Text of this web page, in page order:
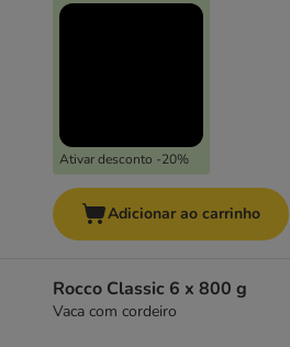
Ativar desconto -20%
Adicionar ao carrinho
Rocco Classic 6 x 800 g
Vaca com cordeiro